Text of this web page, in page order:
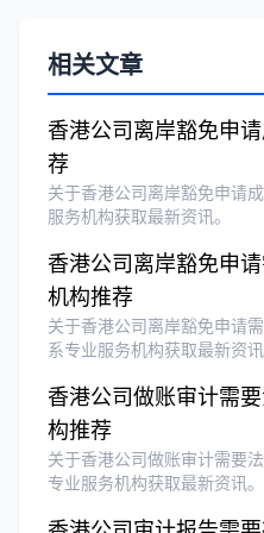
泰国公司注册和银
泰国BOI申请+建厂
Olivia Wang
香港公司注册和审
满
相关文章
香港公司离岸豁免申
荐
关于香港公司离岸豁免申请
服务机构获取最新资讯。
香港公司离岸豁免申
机构推荐
关于香港公司离岸豁免申请
系专业服务机构获取最新资讯
香港公司做账审计需
构推荐
关于香港公司做账审计需要
专业服务机构获取最新资讯。